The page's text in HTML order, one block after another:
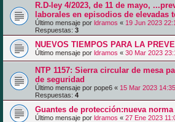
R.D-ley 4/2023, de 11 de mayo,
laborales en episodios de elevadas
Último mensaje por ldramos « 19 Jun 2023
Respuestas: 3
NUEVOS TIEMPOS PARA LA
Último mensaje por ldramos « 30 Mar 2023
NTP 1157: Sierra circular de mesa
de seguridad
Último mensaje por pope6 « 15 Mar 2023 14:35
Respuestas: 4
Guantes de protección:nueva norma
Último mensaje por ldramos « 27 Ene 2023